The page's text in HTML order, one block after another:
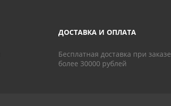
ДОСТАВКА И ОПЛАТА
Бесплатная доставка при заказе
более 30000 рублей